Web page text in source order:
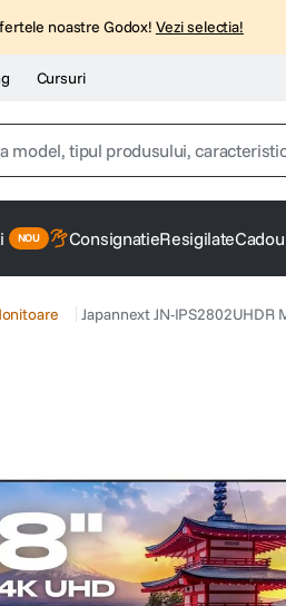
noastre Godox! Vezi selectia!
Cursuri
tipul produsului, caracteristici...
sx740 hs
fx
ConsignatieResigilate
Japannext JN-IPS2802UHDR